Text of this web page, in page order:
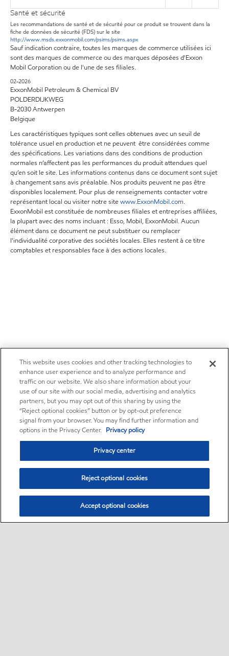
Santé et sécurité
Les recommandations de santé et de sécurité pour ce produit se trouvent dans la
fiche de données de sécurité (FDS) sur le site
http://www.msds.exxonmobil.com/psims/psims.aspx
Sauf indication contraire, toutes les marques de commerce utilisées ici
sont des marques de commerce ou des marques déposées d'Exxon
Mobil Corporation ou de l'une de ses filiales.
02-2026
ExxonMobil Petroleum & Chemical BV
POLDERDIJKWEG
B-2030 Antwerpen
Belgique
Les caractéristiques typiques sont celles obtenues avec un seuil de
tolérance usuel en production et ne peuvent être considérées comme
des spécifications. Les variations dans des conditions de production
normales n’affectent pas les performances du produit attendues quel
qu’en soit le site. Les informations contenus dans ce document sont sujet
à changement sans avis préalable. Nos produits peuvent ne pas être
disponibles localement. Pour plus de renseignements contacter votre
représentant local ou visiter notre sitewww.ExxonMobil.com.
ExxonMobil est constituée de nombreuses filiales et entreprises affiliées,
la plupart avec des noms incluant : Esso, Mobil, ExxonMobil. Aucun
élément dans ce document ne peut substituer ou remplacer
l'individualité corporative des sociétés locales. Elles restent à ce titre
comptables et responsables face à des actions locales.
This website uses cookies and other tracking technologies to
enhance user experience and to analyze performance and
traffic on our website. We also share information about your
use of our site with our social media, advertising and analytics
partners, but you may opt out of this sharing by using the
“Reject optional cookies” button or by opt-out preference
signal from your browser. You may find further information and
options in the Privacy Center. Privacy policy
Privacy center
Reject optional cookies
Accept optional cookies